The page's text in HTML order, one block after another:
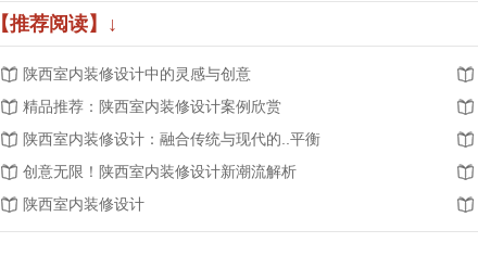
【推荐阅读】↓
陕西室内装修设计中的灵感与创意
精品推荐：陕西室内装修设计案例欣赏
陕西室内装修设计：融合传统与现代的..平衡
创意无限！陕西室内装修设计新潮流解析
陕西室内装修设计